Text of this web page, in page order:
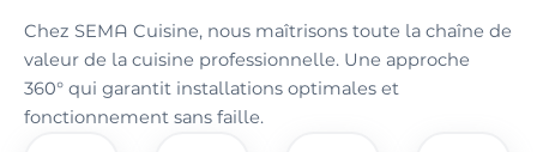
Chez SEMA Cuisine, nous maîtrisons toute la chaîne de
valeur de la cuisine professionnelle. Une approche
360° qui garantit installations optimales et
fonctionnement sans faille.